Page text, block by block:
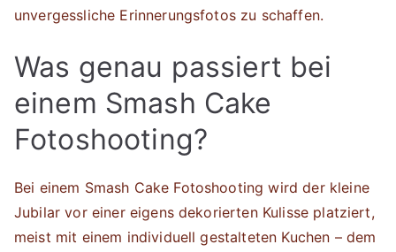
unvergessliche Erinnerungsfotos zu schaffen.
Was genau passiert bei
einem Smash Cake
Fotoshooting?
Bei einem Smash Cake Fotoshooting wird der kleine
Jubilar vor einer eigens dekorierten Kulisse platziert,
meist mit einem individuell gestalteten Kuchen – dem